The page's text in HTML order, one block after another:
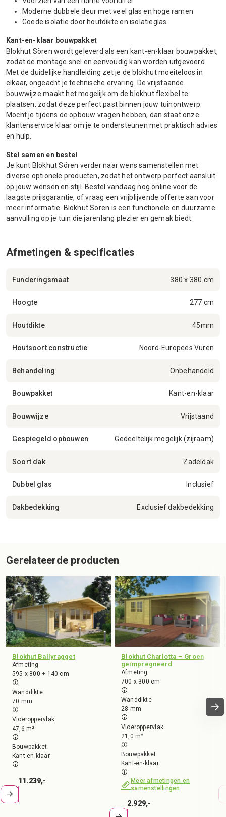
Moderne dubbele deur met veel glas en hoge ramen
Goede isolatie door houtdikte en isolatieglas
Kant-en-klaar bouwpakket
Blokhut Sören wordt geleverd als een kant-en-klaar bouwpakket,
zodat de montage snel en eenvoudig kan worden uitgevoerd.
Met de duidelijke handleiding zet je de blokhut moeiteloos in
elkaar, ongeacht je technische ervaring. De vrijstaande
bouwwijze maakt het mogelijk om de blokhut flexibel te
plaatsen, zodat deze perfect past binnen jouw tuinontwerp.
Mocht je tijdens de opbouw vragen hebben, dan staat onze
klantenservice klaar om je te ondersteunen met praktisch advies
en hulp.
Stel samen en bestel
Je kunt Blokhut Sören verder naar wens samenstellen met
diverse optionele producten, zodat het ontwerp perfect aansluit
op jouw wensen en stijl. Bestel vandaag nog online voor de
laagste prijsgarantie, of vraag een vrijblijvende offerte aan voor
meer informatie. Blokhut Sören is een functionele en duurzame
aanvulling op je tuin die jarenlang plezier en gemak biedt.
Afmetingen & specificaties
Funderingsmaat 380 x 380 cm
Hoogte 277 cm
Houtdikte 45mm
Houtsoort constructie Noord-Europees Vuren
Behandeling Onbehandeld
Bouwpakket Kant-en-klaar
Bouwwijze Vrijstaand
Gespiegeld opbouwen Gedeeltelijk mogelijk (zijraam)
Soort dak Zadeldak
Dubbel glas Inclusief
Dakbedekking Exclusief dakbedekking
Gerelateerde producten
Blokhut Ballyragget
Afmeting
595 x 800 + 140 cm
Wanddikte
70 mm
Vloeroppervlak
47,6 m²
Bouwpakket
Kant-en-klaar
11.239,-
Blokhut Charlotta – Groen
geïmpregneerd
Afmeting
700 x 300 cm
Wanddikte
28 mm
Vloeroppervlak
21,0 m²
Bouwpakket
Kant-en-klaar
Meer afmetingen en
samenstellingen
2.929,-